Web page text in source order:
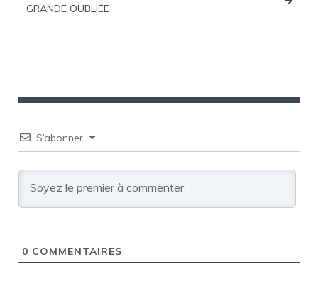
l’article
GRANDE OUBLIÉE
S’abonner
0 COMMENTAIRES